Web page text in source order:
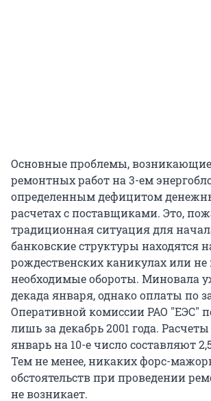
Основные проблемы, возникающие
ремонтных работ на 3-ем
определенным дефицитом
расчетах с поставщиками. Это,
традиционная ситуация для
банковские структуры находятся
рождественских каникулах или не
необходимые обороты. Миновала
декада января, однако оплаты по
Оперативной комиссии РАО "ЕЭС"
лишь за декабрь 2001 года.
январь на 10-е число составляют
Тем не менее, никаких форс-
обстоятельств при проведении
не возникает.